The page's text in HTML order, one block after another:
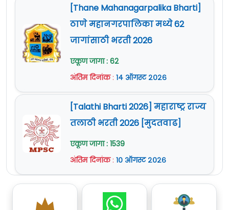
[Thane Mahanagarpalika Bharti]
ठाणे महानगरपालिका मध्ये 62
जागांसाठी भरती 2026
एकूण जागा : 62
अंतिम दिनांक: १४ ऑगस्ट २०२६
[Talathi Bharti 2026] महाराष्ट्र राज्य
तलाठी भरती 2026 [मुदतवाढ]
एकूण जागा : 1539
अंतिम दिनांक: १० ऑगस्ट २०२६